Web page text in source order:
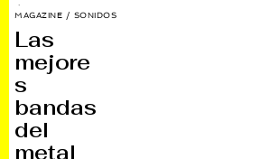
MAGAZINE / SONIDOS
Las
mejore
s
bandas
del
metal